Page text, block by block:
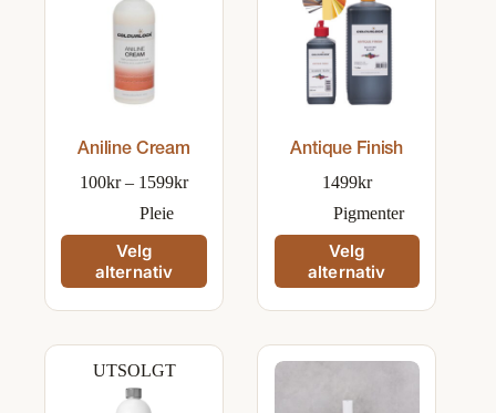
Aniline Cream
100kr – 1599krPrisområde:
1599kr
Pleie
Velg
alternativ
Dette
produktet
har
Alternativene
kan
velges
på
Antique Finish
1499kr
Pigmenter
Velg
alternativ
Dette
produktet
har
Alternativene
kan
på
UTSOLGT